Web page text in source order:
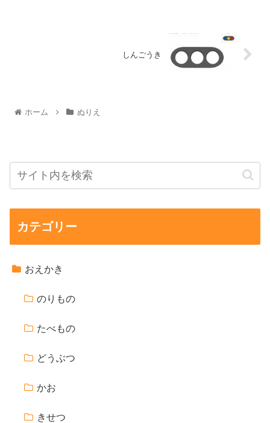
しんごうき
ホーム ぬりえ
カテゴリー
おえかき
のりもの
たべもの
どうぶつ
かお
きせつ